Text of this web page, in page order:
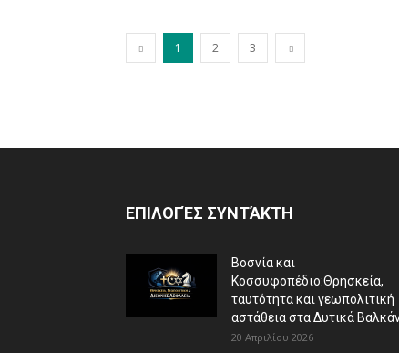
1 2 3
ΕΠΙΛΟΓΈΣ ΣΥΝΤΆΚΤΗ
Βοσνία και
Κοσσυφοπέδιο:Θρησκεία,
ταυτότητα και γεωπολιτική
αστάθεια στα Δυτικά
20 Απριλίου 2026